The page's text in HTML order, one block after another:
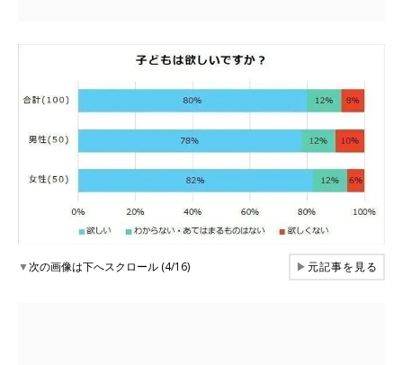
▼次の画像は下へスクロール (4/16) ▶元記事を見る